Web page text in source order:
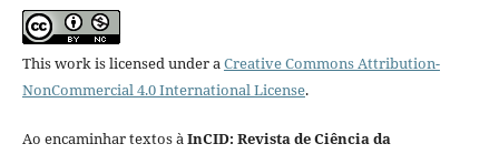
This work is licensed under aCreative Commons Attribution-
NonCommercial 4.0 International License.
Ao encaminhar textos àInCID: Revista de Ciência da